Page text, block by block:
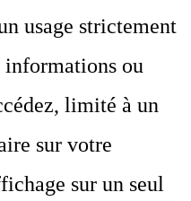
usage strictement
informations ou
limité à un
sur votre
sur un seul